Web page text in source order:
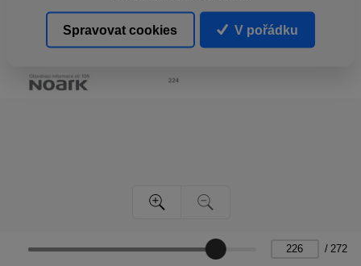
/ 272
Spravovat cookies V pořádku